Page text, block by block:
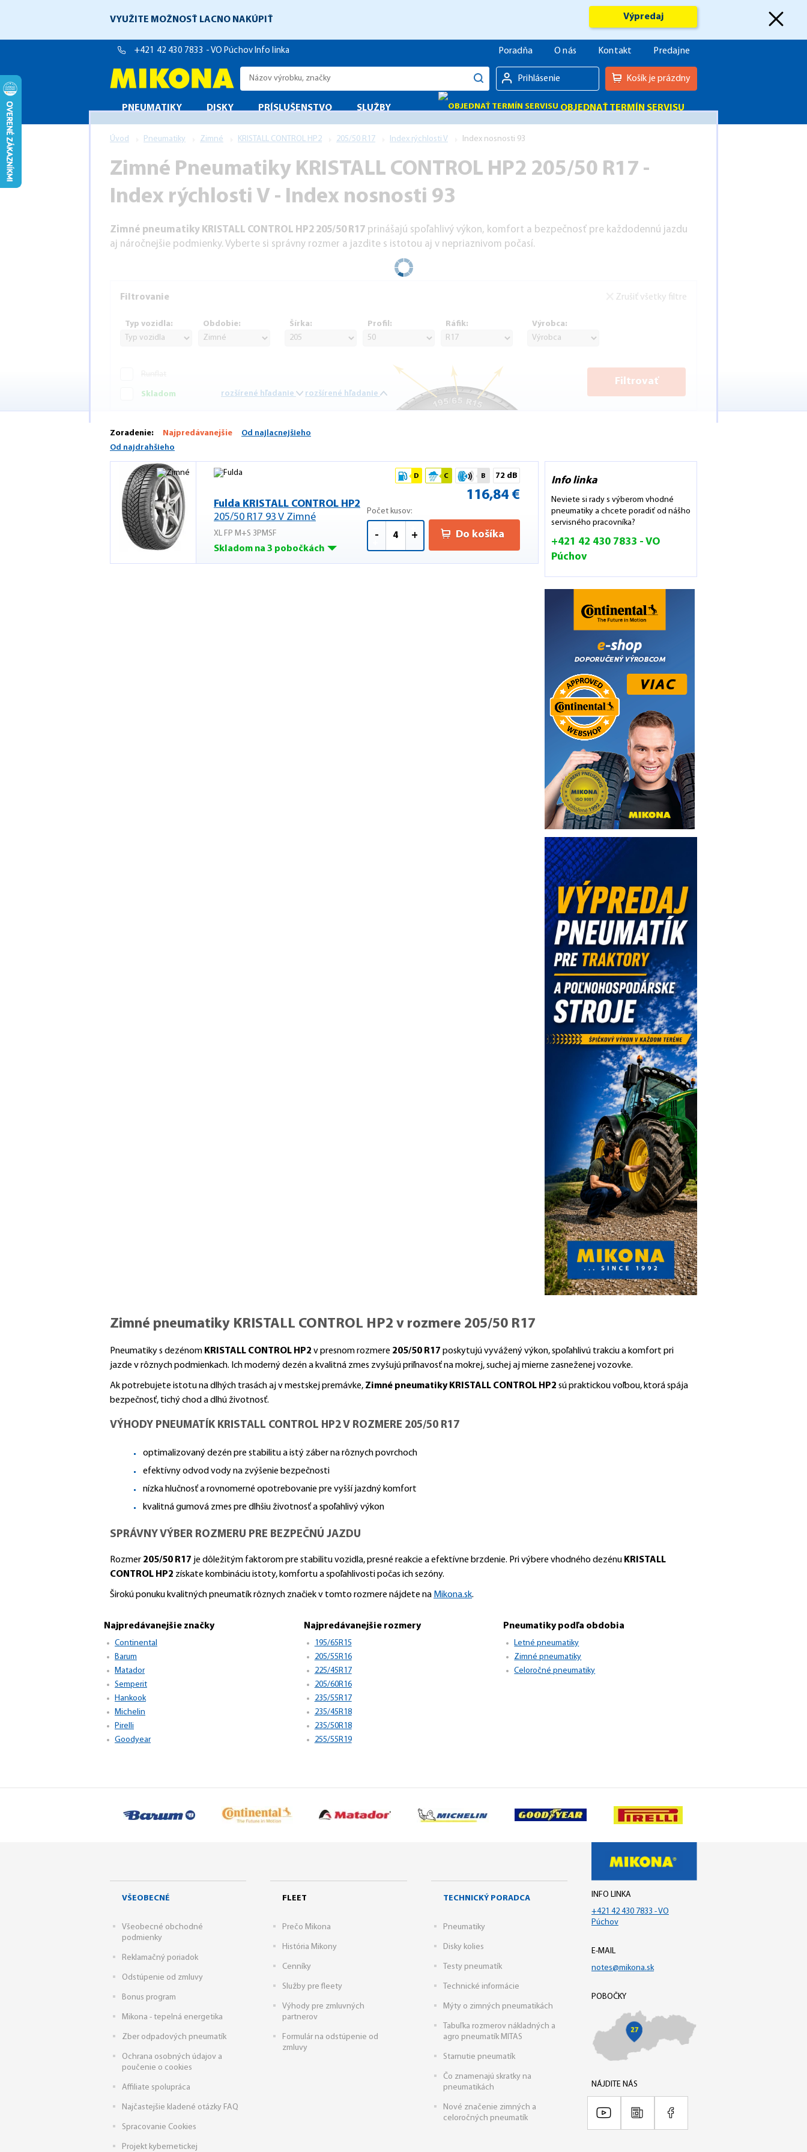
VYUŽITE MOŽNOSŤ LACNO NAKÚPIŤ Výpredaj
Košík je prázdny
Prihlásenie
+421 42 430 7833 - VO Púchov Info linka Poradňa O nás Kontakt Predajne
PNEUMATIKY DISKY PRÍSLUŠENSTVO SLUŽBY OBJEDNAŤ TERMÍN SERVISU
Úvod Pneumatiky Zimné KRISTALL CONTROL HP2 205/50 R17 Index rýchlosti V Index nosnosti 93
Zimné Pneumatiky KRISTALL CONTROL HP2 205/50 R17 -
Index rýchlosti V - Index nosnosti 93
Zimné pneumatiky KRISTALL CONTROL HP2 205/50 R17 prinášajú spoľahlivý výkon, komfort a bezpečnosť pre každodennú jazdu
aj náročnejšie podmienky. Vyberte si správny rozmer a jazdite s istotou aj v nepriaznivom počasí.
Filtrovanie Zrušiť všetky filtre
Typ vozidla: Obdobie: Šírka: Profil: Ráfik: Výrobca:
Skladom rozšírené hľadanie rozšírené hľadanie
Filtrovať
Zoradenie: Najpredávanejšie
Od najlacnejšieho
Od najdrahšieho
Fulda KRISTALL CONTROL HP2
205/50 R17 93 V Zimné
XL FP M+S 3PMSF
Skladom na 3 pobočkách
D C B 72 dB
116,84 €
Počet kusov:
- + Do košíka
Info linka
Neviete si rady s výberom vhodné
pneumatiky a chcete poradiť od nášho
servisného pracovníka?
+421 42 430 7833 - VO
Púchov
Zimné pneumatiky KRISTALL CONTROL HP2 v rozmere 205/50 R17
Pneumatiky s dezénom KRISTALL CONTROL HP2 v presnom rozmere 205/50 R17 poskytujú vyvážený výkon, spoľahlivú trakciu a komfort pri
jazde v rôznych podmienkach. Ich moderný dezén a kvalitná zmes zvyšujú priľnavosť na mokrej, suchej aj mierne zasneženej vozovke.
Ak potrebujete istotu na dlhých trasách aj v mestskej premávke, Zimné pneumatiky KRISTALL CONTROL HP2 sú praktickou voľbou, ktorá spája
bezpečnosť, tichý chod a dlhú životnosť.
VÝHODY PNEUMATÍK KRISTALL CONTROL HP2 V ROZMERE 205/50 R17
optimalizovaný dezén pre stabilitu a istý záber na rôznych povrchoch
efektívny odvod vody na zvýšenie bezpečnosti
nízka hlučnosť a rovnomerné opotrebovanie pre vyšší jazdný komfort
kvalitná gumová zmes pre dlhšiu životnosť a spoľahlivý výkon
SPRÁVNY VÝBER ROZMERU PRE BEZPEČNÚ JAZDU
Rozmer 205/50 R17 je dôležitým faktorom pre stabilitu vozidla, presné reakcie a efektívne brzdenie. Pri výbere vhodného dezénu KRISTALL
CONTROL HP2 získate kombináciu istoty, komfortu a spoľahlivosti počas ich sezóny.
Širokú ponuku kvalitných pneumatík rôznych značiek v tomto rozmere nájdete na Mikona.sk.
Najpredávanejšie značky
Continental
Barum
Matador
Semperit
Hankook
Michelin
Pirelli
Goodyear
Najpredávanejšie rozmery
195/65R15
205/55R16
225/45R17
205/60R16
235/55R17
235/45R18
235/50R18
255/55R19
Pneumatiky podľa obdobia
Letné pneumatiky
Zimné pneumatiky
Celoročné pneumatiky
VŠEOBECNÉ
Všeobecné obchodné
podmienky
Reklamačný poriadok
Odstúpenie od zmluvy
Bonus program
Mikona - tepelná energetika
Zber odpadových pneumatík
Ochrana osobných údajov a
poučenie o cookies
Affiliate spolupráca
Najčastejšie kladené otázky FAQ
Spracovanie Cookies
Projekt kybernetickej
FLEET
Prečo Mikona
História Mikony
Cenníky
Služby pre fleety
Výhody pre zmluvných
partnerov
Formulár na odstúpenie od
zmluvy
TECHNICKÝ PORADCA
Pneumatiky
Disky kolies
Testy pneumatík
Technické informácie
Mýty o zimných pneumatikách
Tabuľka rozmerov nákladných a
agro pneumatík MITAS
Starnutie pneumatík
Čo znamenajú skratky na
pneumatikách
Nové značenie zimných a
celoročných pneumatík
INFO LINKA
+421 42 430 7833 - VO
Púchov
E-MAIL
notes@mikona.sk
POBOČKY
NÁJDITE NÁS